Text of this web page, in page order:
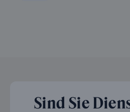
Sind Sie